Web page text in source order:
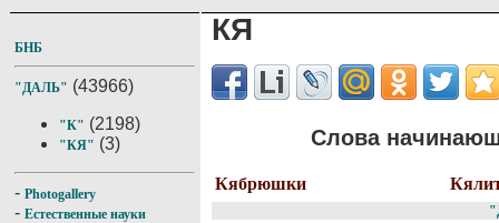
БНБ
"ДАЛЬ" (43966)
"К" (2198)
"КЯ" (3)
- Photogallery
- Естественные науки
КЯ
Слова
Кябрюшки